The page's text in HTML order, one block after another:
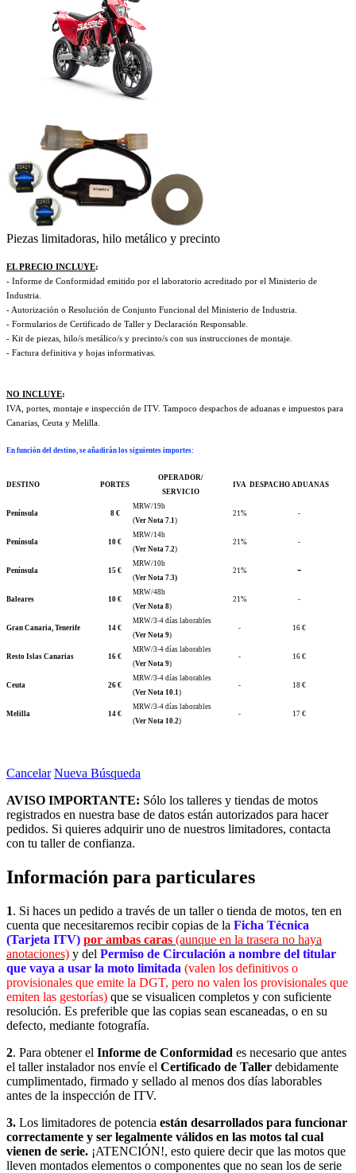
Piezas limitadoras, hilo metálico y precinto
EL PRECIO INCLUYE:
- Informe de Conformidad emitido por el laboratorio acreditado por el Ministerio de
Industria.
- Autorización o Resolución de Conjunto Funcional del Ministerio de Industria.
- Formularios de Certificado de Taller y Declaración Responsable.
- Kit de piezas, hilo/s metálico/s y precinto/s con sus instrucciones de montaje.
- Factura definitiva y hojas informativas.
NO INCLUYE:
IVA, portes, montaje e inspección de ITV. Tampoco despachos de aduanas e impuestos para
Canarias, Ceuta y Melilla.
En función del destino, se añadirán los siguientes importes:
DESTINO PORTES
OPERADOR/
SERVICIO
IVA DESPACHO ADUANAS
Península 8 €
MRW/19h
(Ver Nota 7.1)
21% -
Península 10 €
MRW/14h
(Ver Nota 7.2)
21% -
Península 15 €
MRW/10h
(Ver Nota 7.3)
21% -
Baleares 10 €
MRW/48h
(Ver Nota 8)
21% -
Gran Canaria, Tenerife 14 €
MRW/3-4 días laborables
(Ver Nota 9)
- 16 €
Resto Islas Canarias 16 €
MRW/3-4 días laborables
(Ver Nota 9)
- 16 €
Ceuta 26 €
MRW/3-4 días laborables
(Ver Nota 10.1)
- 18 €
Melilla 14 €
MRW/3-4 días laborables
(Ver Nota 10.2)
- 17 €
Cancelar Nueva Búsqueda
AVISO IMPORTANTE: Sólo los talleres y tiendas de motos
registrados en nuestra base de datos están autorizados para hacer
pedidos. Si quieres adquirir uno de nuestros limitadores, contacta
con tu taller de confianza.
Información para particulares
1. Si haces un pedido a través de un taller o tienda de motos, ten en
cuenta que necesitaremos recibir copias de la Ficha Técnica
(Tarjeta ITV) por ambas caras (aunque en la trasera no haya
anotaciones) y del Permiso de Circulación a nombre del titular
que vaya a usar la moto limitada (valen los definitivos o
provisionales que emite la DGT, pero no valen los provisionales que
emiten las gestorías) que se visualicen completos y con suficiente
resolución. Es preferible que las copias sean escaneadas, o en su
defecto, mediante fotografía.
2. Para obtener el Informe de Conformidad es necesario que antes
el taller instalador nos envíe el Certificado de Taller debidamente
cumplimentado, firmado y sellado al menos dos días laborables
antes de la inspección de ITV.
3. Los limitadores de potencia están desarrollados para funcionar
correctamente y ser legalmente válidos en las motos tal cual
vienen de serie. ¡ATENCIÓN!, esto quiere decir que las motos que
lleven montados elementos o componentes que no sean los de serie